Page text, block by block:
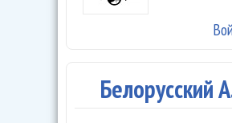
Белорусский